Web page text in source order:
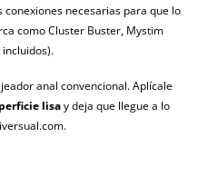
conexiones necesarias para que lo
como Cluster Buster, Mystim
anal convencional. Aplícale
lisay deja que llegue a lo